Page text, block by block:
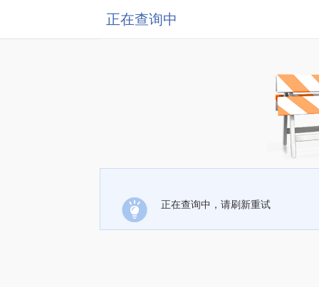
正在查询中
正在查询中，请刷新重试